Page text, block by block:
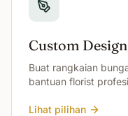
Custom Design
Buat rangkaian
bantuan florist
Lihat pilihan